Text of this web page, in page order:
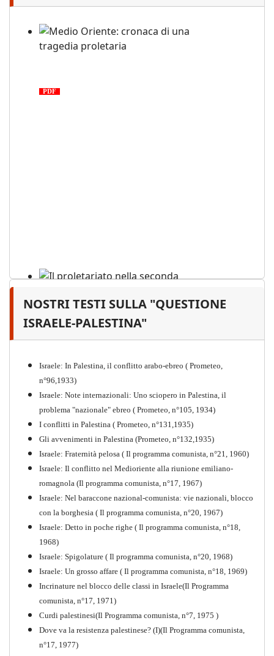
PDF
Il proletariato nella seconda
guerra mondiale e nella
Storia della Sinistra
Comunista V
NOSTRI TESTI SULLA "QUESTIONE
ISRAELE-PALESTINA"
Israele: In Palestina, il conflitto arabo-ebreo ( Prometeo,
n°96,1933)
Israele: Note internazionali: Uno sciopero in Palestina, il
problema "nazionale" ebreo ( Prometeo, n°105, 1934)
I conflitti in Palestina ( Prometeo, n°131,1935)
Gli avvenimenti in Palestina (Prometeo, n°132,1935)
Israele: Fraternità pelosa ( Il programma comunista, n°21, 1960)
Israele: Il conflitto nel Medioriente alla riunione emiliano-
romagnola (Il programma comunista, n°17, 1967)
Israele: Nel baraccone nazional-comunista: vie nazionali, blocco
con la borghesia ( Il programma comunista, n°20, 1967)
Israele: Detto in poche righe ( Il programma comunista, n°18,
1968)
Israele: Spigolature ( Il programma comunista, n°20, 1968)
Israele: Un grosso affare ( Il programma comunista, n°18, 1969)
Incrinature nel blocco delle classi in Israele(Il Programma
comunista, n°17, 1971)
Curdi palestinesi(Il Programma comunista, n°7, 1975 )
Dove va la resistenza palestinese? (I)(Il Programma comunista,
n°17, 1977)